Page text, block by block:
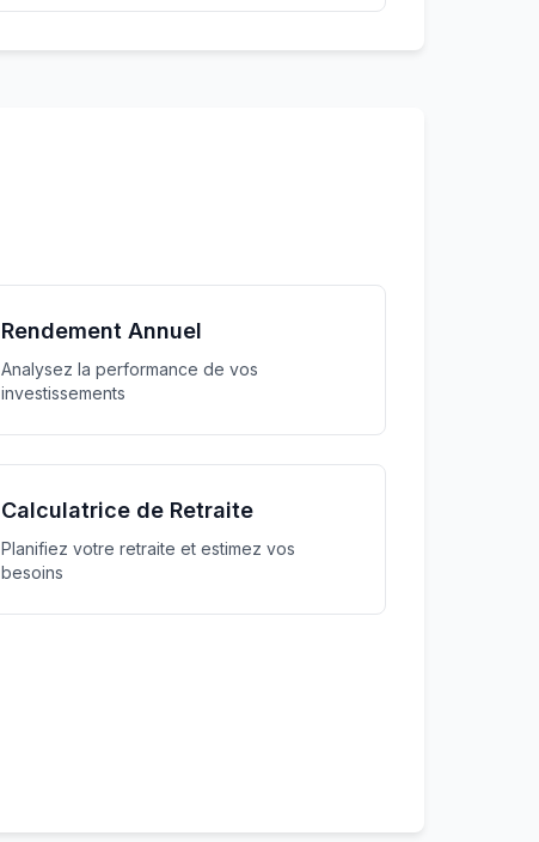
Rendement Annuel
Analysez la performance de vos
investissements
Calculatrice de Retraite
Planifiez votre retraite et estimez vos
besoins